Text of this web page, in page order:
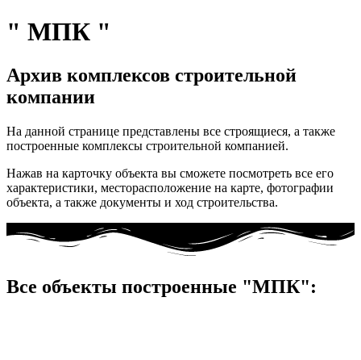
" МПК "
Архив комплексов строительной
компании
На данной странице представлены все строящиеся, а также
построенные комплексы строительной компанией.
Нажав на карточку объекта вы сможете посмотреть все его
характеристики, месторасположение на карте, фотографии
объекта, а также документы и ход строительства.
Все объекты построенные "МПК":